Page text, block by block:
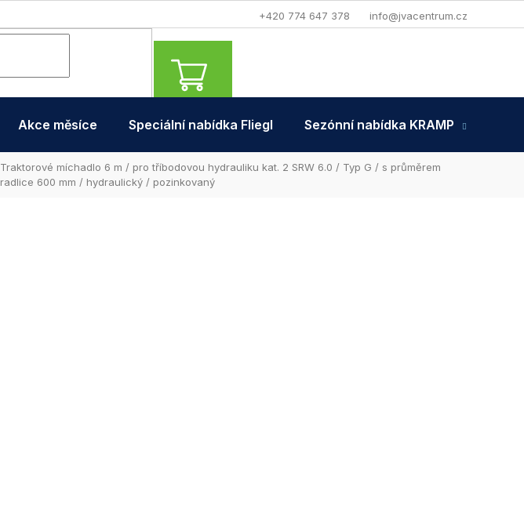
+420 774 647 378 info@jvacentrum.cz
NÁKUPNÍ
KOŠÍK
Akce měsíce Speciální nabídka Fliegl Sezónní nabídka KRAMP
Traktorové míchadlo 6 m / pro tříbodovou hydrauliku kat. 2 SRW 6.0 / Typ G / s průměrem
radlice 600 mm / hydraulický / pozinkovaný